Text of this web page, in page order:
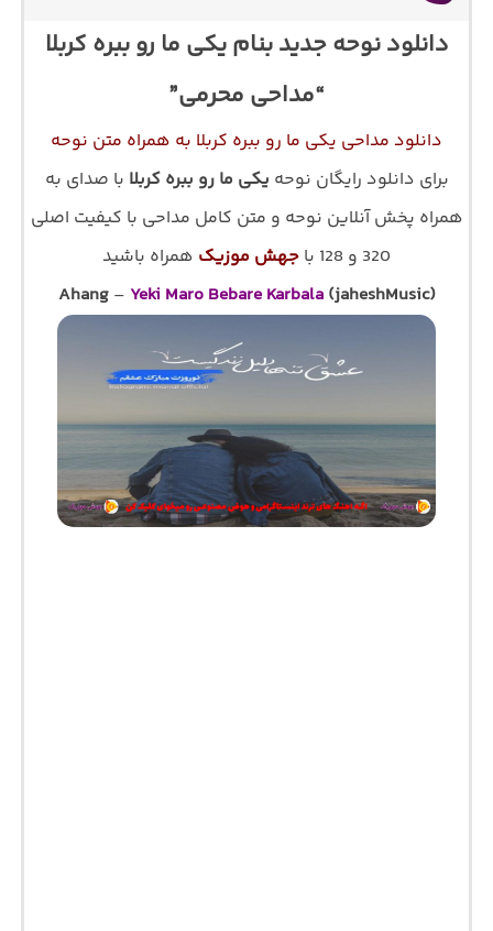
دانلود نوحه جدید بنام یکی ما رو ببره کربلا
“مداحی محرمی”
دانلود مداحی یکی ما رو ببره کربلا به همراه متن نوحه
برای دانلود رایگان نوحه یکی ما رو ببره کربلا با صدای به
همراه پخش آنلاین نوحه و متن کامل مداحی با کیفیت اصلی
320 و 128 با
جهش موزیک همراه باشید
Ahang – Yeki Maro Bebare Karbala(jaheshMusic)